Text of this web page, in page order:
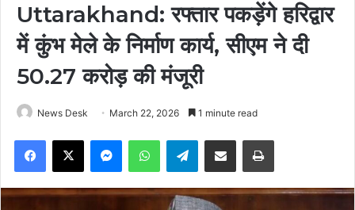
Uttarakhand: रफ्तार पकड़ेंगे हरिद्वार
में कुंभ मेले के निर्माण कार्य, सीएम ने दी
50.27 करोड़ की मंजूरी
News Desk March 22, 2026 1 minute read
Facebook
X MessengerWhatsAppTelegramShare via Email Print